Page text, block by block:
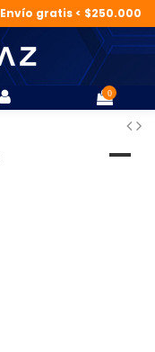
Envío gratis < $250.000
0